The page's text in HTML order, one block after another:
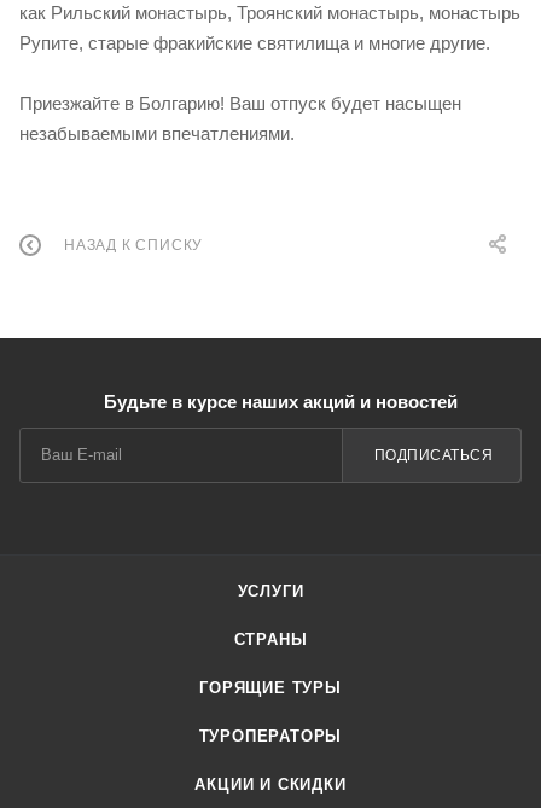
как Рильский монастырь, Троянский монастырь, монастырь
Рупите, старые фракийские святилища и многие другие.
Приезжайте в Болгарию! Ваш отпуск будет насыщен
незабываемыми впечатлениями.
НАЗАД К СПИСКУ
Будьте в курсе наших акций и новостей
ПОДПИСАТЬСЯ
УСЛУГИ
СТРАНЫ
ГОРЯЩИЕ ТУРЫ
ТУРОПЕРАТОРЫ
АКЦИИ И СКИДКИ